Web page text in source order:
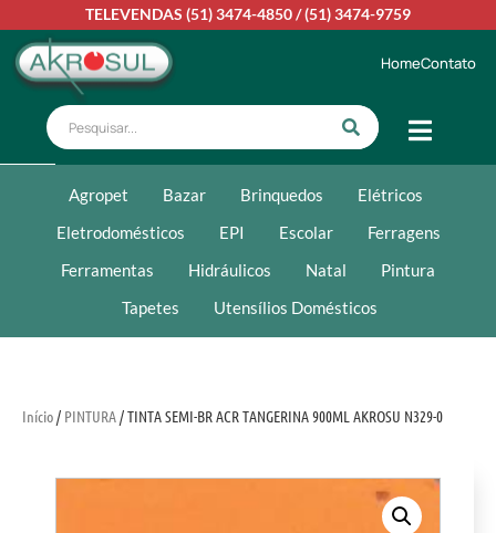
TELEVENDAS (51) 3474-4850/(51) 3474-9759
HomeContato
Agropet Bazar Brinquedos
Elétricos
Eletrodomésticos
EPI Escolar
Ferragens
Ferramentas
Hidráulicos Natal
Pintura
Tapetes
Utensílios Domésticos
Início/ PINTURA/ TINTA SEMI-BR ACR TANGERINA 900ML AKROSU N329-0